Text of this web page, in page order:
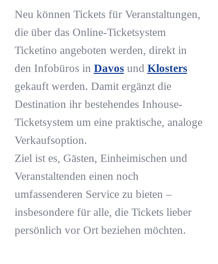
Neu können Tickets für Veranstaltungen,
die über das Online-Ticketsystem
Ticketino angeboten werden, direkt in
den Infobüros in Davosund Klosters
gekauft werden. Damit ergänzt die
Destination ihr bestehendes Inhouse-
Ticketsystem um eine praktische, analoge
Verkaufsoption.
Ziel ist es, Gästen, Einheimischen und
Veranstaltenden einen noch
umfassenderen Service zu bieten –
insbesondere für alle, die Tickets lieber
persönlich vor Ort beziehen möchten.